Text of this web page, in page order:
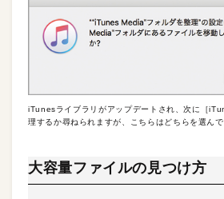
iTunesライブラリがアップデートされ、次に［
理するか尋ねられますが、こちらはどちらを選んで
大容量ファイルの見つけ方